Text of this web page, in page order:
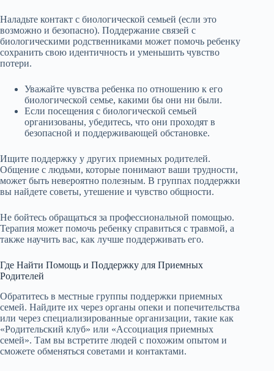
Наладьте контакт с биологической семьей (если это
возможно и безопасно). Поддержание связей с
биологическими родственниками может помочь ребенку
сохранить свою идентичность и уменьшить чувство
потери.
Уважайте чувства ребенка по отношению к его
биологической семье, какими бы они ни были.
Если посещения с биологической семьей
организованы, убедитесь, что они проходят в
безопасной и поддерживающей обстановке.
Ищите поддержку у других приемных родителей.
Общение с людьми, которые понимают ваши трудности,
может быть невероятно полезным. В группах поддержки
вы найдете советы, утешение и чувство общности.
Не бойтесь обращаться за профессиональной помощью.
Терапия может помочь ребенку справиться с травмой, а
также научить вас, как лучше поддерживать его.
Где Найти Помощь и Поддержку для Приемных
Родителей
Обратитесь в местные группы поддержки приемных
семей. Найдите их через органы опеки и попечительства
или через специализированные организации, такие как
«Родительский клуб» или «Ассоциация приемных
семей». Там вы встретите людей с похожим опытом и
сможете обменяться советами и контактами.